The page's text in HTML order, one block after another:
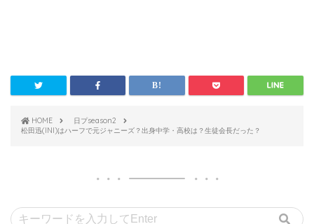
HOME
日プseason2
松田迅(INI)はハーフで元ジャニーズ？出身中学・高校は？生徒会長だった？